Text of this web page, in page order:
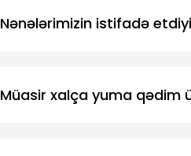
Nənələrimizin istifadə
Müasir xalça yuma qədim